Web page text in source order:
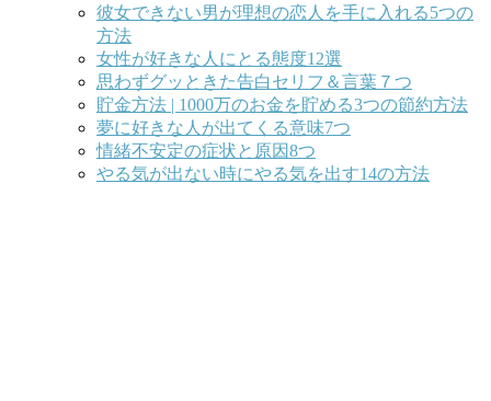
彼女できない男が理想の恋人を手に入れる5つの
方法
女性が好きな人にとる態度12選
思わずグッときた告白セリフ＆言葉７つ
貯金方法 | 1000万のお金を貯める3つの節約方法
夢に好きな人が出てくる意味7つ
情緒不安定の症状と原因8つ
やる気が出ない時にやる気を出す14の方法